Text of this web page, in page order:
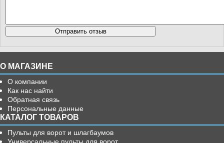
О МАГАЗИНЕ
О компании
Как нас найти
Обратная связь
Персональные данные
КАТАЛОГ ТОВАРОВ
Пульты для ворот и шлагбаумов